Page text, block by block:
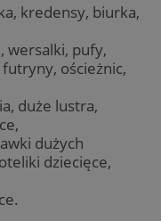
kredensy, biurka,
wersalki, pufy,
ościeżnic,
duże lustra,
dużych
dziecięce,